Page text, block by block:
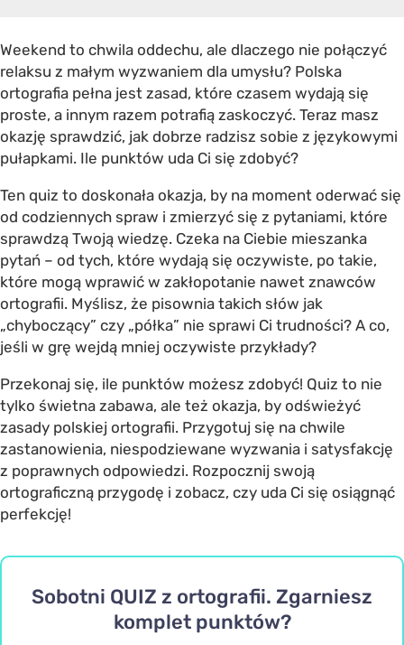
Weekend to chwila oddechu, ale dlaczego nie połączyć
relaksu z małym wyzwaniem dla umysłu? Polska
ortografia pełna jest zasad, które czasem wydają się
proste, a innym razem potrafią zaskoczyć. Teraz masz
okazję sprawdzić, jak dobrze radzisz sobie z językowymi
pułapkami. Ile punktów uda Ci się zdobyć?
Ten quiz to doskonała okazja, by na moment oderwać się
od codziennych spraw i zmierzyć się z pytaniami, które
sprawdzą Twoją wiedzę. Czeka na Ciebie mieszanka
pytań – od tych, które wydają się oczywiste, po takie,
które mogą wprawić w zakłopotanie nawet znawców
ortografii. Myślisz, że pisownia takich słów jak
„chyboczący” czy „półka” nie sprawi Ci trudności? A co,
jeśli w grę wejdą mniej oczywiste przykłady?
Przekonaj się, ile punktów możesz zdobyć! Quiz to nie
tylko świetna zabawa, ale też okazja, by odświeżyć
zasady polskiej ortografii. Przygotuj się na chwile
zastanowienia, niespodziewane wyzwania i satysfakcję
z poprawnych odpowiedzi. Rozpocznij swoją
ortograficzną przygodę i zobacz, czy uda Ci się osiągnąć
perfekcję!
Sobotni QUIZ z ortografii. Zgarniesz
komplet punktów?